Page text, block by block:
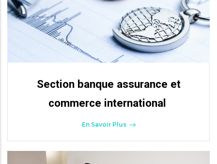
Section banque assurance et
commerce international
En Savoir Plus